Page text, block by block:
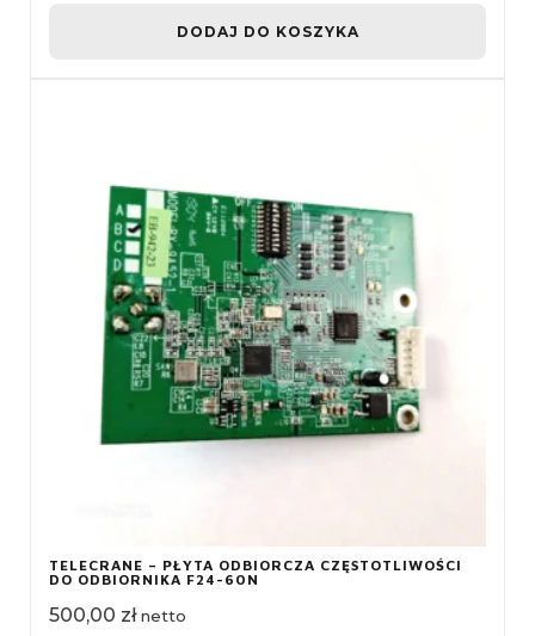
DODAJ DO KOSZYKA
TELECRANE – PŁYTA ODBIORCZA CZĘSTOTLIWOŚCI
DO ODBIORNIKA F24-60N
500,00 zł netto